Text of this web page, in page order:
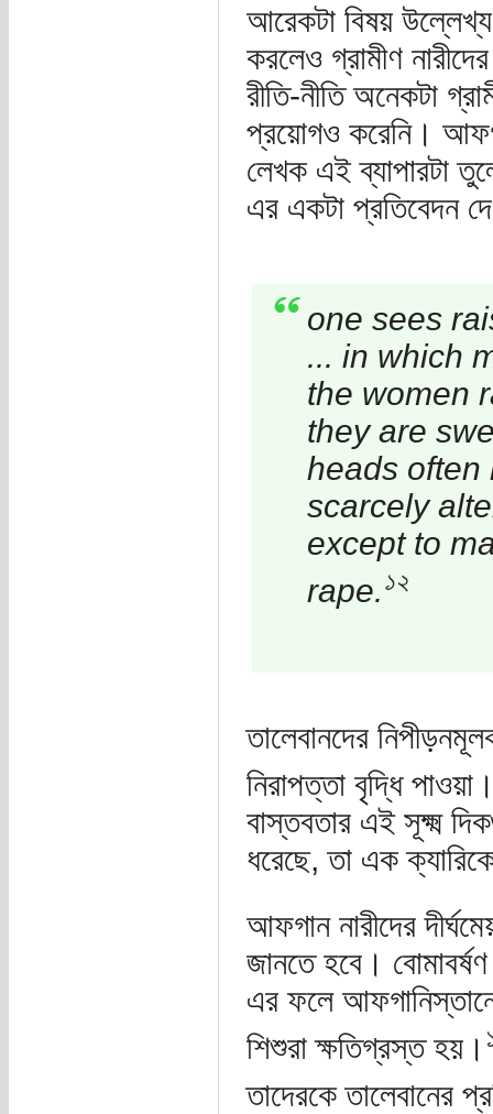
আরেকটা বিষয়
করলেও গ্রামীণ
রীতি-নীতি অনেকটা
প্রয়োগও করেনি।
লেখক এই ব্যাপারটা
এর একটা প্রতিবেদন
one sees
... in which
the women
they are
heads often
scarcely
except to
rape.১২
তালেবানদের
নিরাপত্তা বৃদ্ধি
বাস্তবতার এই সূক্ষ্ম
ধরেছে, তা এক
আফগান নারীদের
জানতে হবে।
এর ফলে
শিশুরা ক্ষতিগ্রস্ত হয়।
তাদেরকে তালেবানের